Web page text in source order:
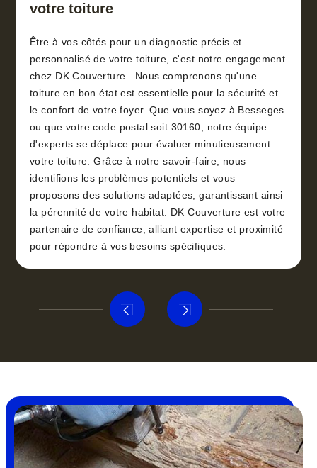
votre toiture
Être à vos côtés pour un diagnostic précis et
personnalisé de votre toiture, c'est notre engagement
chez DK Couverture . Nous comprenons qu'une
toiture en bon état est essentielle pour la sécurité et
le confort de votre foyer. Que vous soyez à Besseges
ou que votre code postal soit 30160, notre équipe
d'experts se déplace pour évaluer minutieusement
votre toiture. Grâce à notre savoir-faire, nous
identifions les problèmes potentiels et vous
proposons des solutions adaptées, garantissant ainsi
la pérennité de votre habitat. DK Couverture est votre
partenaire de confiance, alliant expertise et proximité
pour répondre à vos besoins spécifiques.